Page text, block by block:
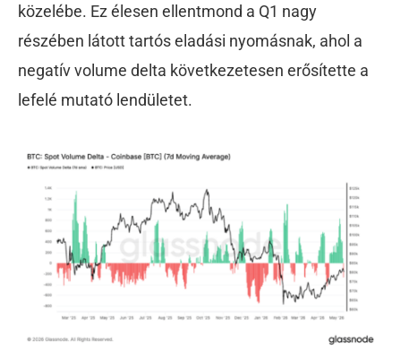
közelébe. Ez élesen ellentmond a Q1 nagy
részében látott tartós eladási nyomásnak, ahol a
negatív volume delta következetesen erősítette a
lefelé mutató lendületet.